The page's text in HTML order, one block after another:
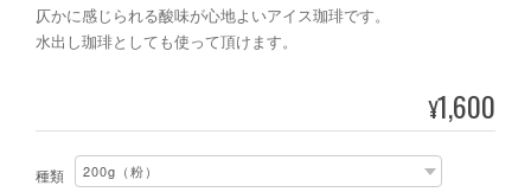
仄かに感じられる酸味が心地よいアイス珈琲です。
水出し珈琲としても使って頂けます。
¥1,600
種類